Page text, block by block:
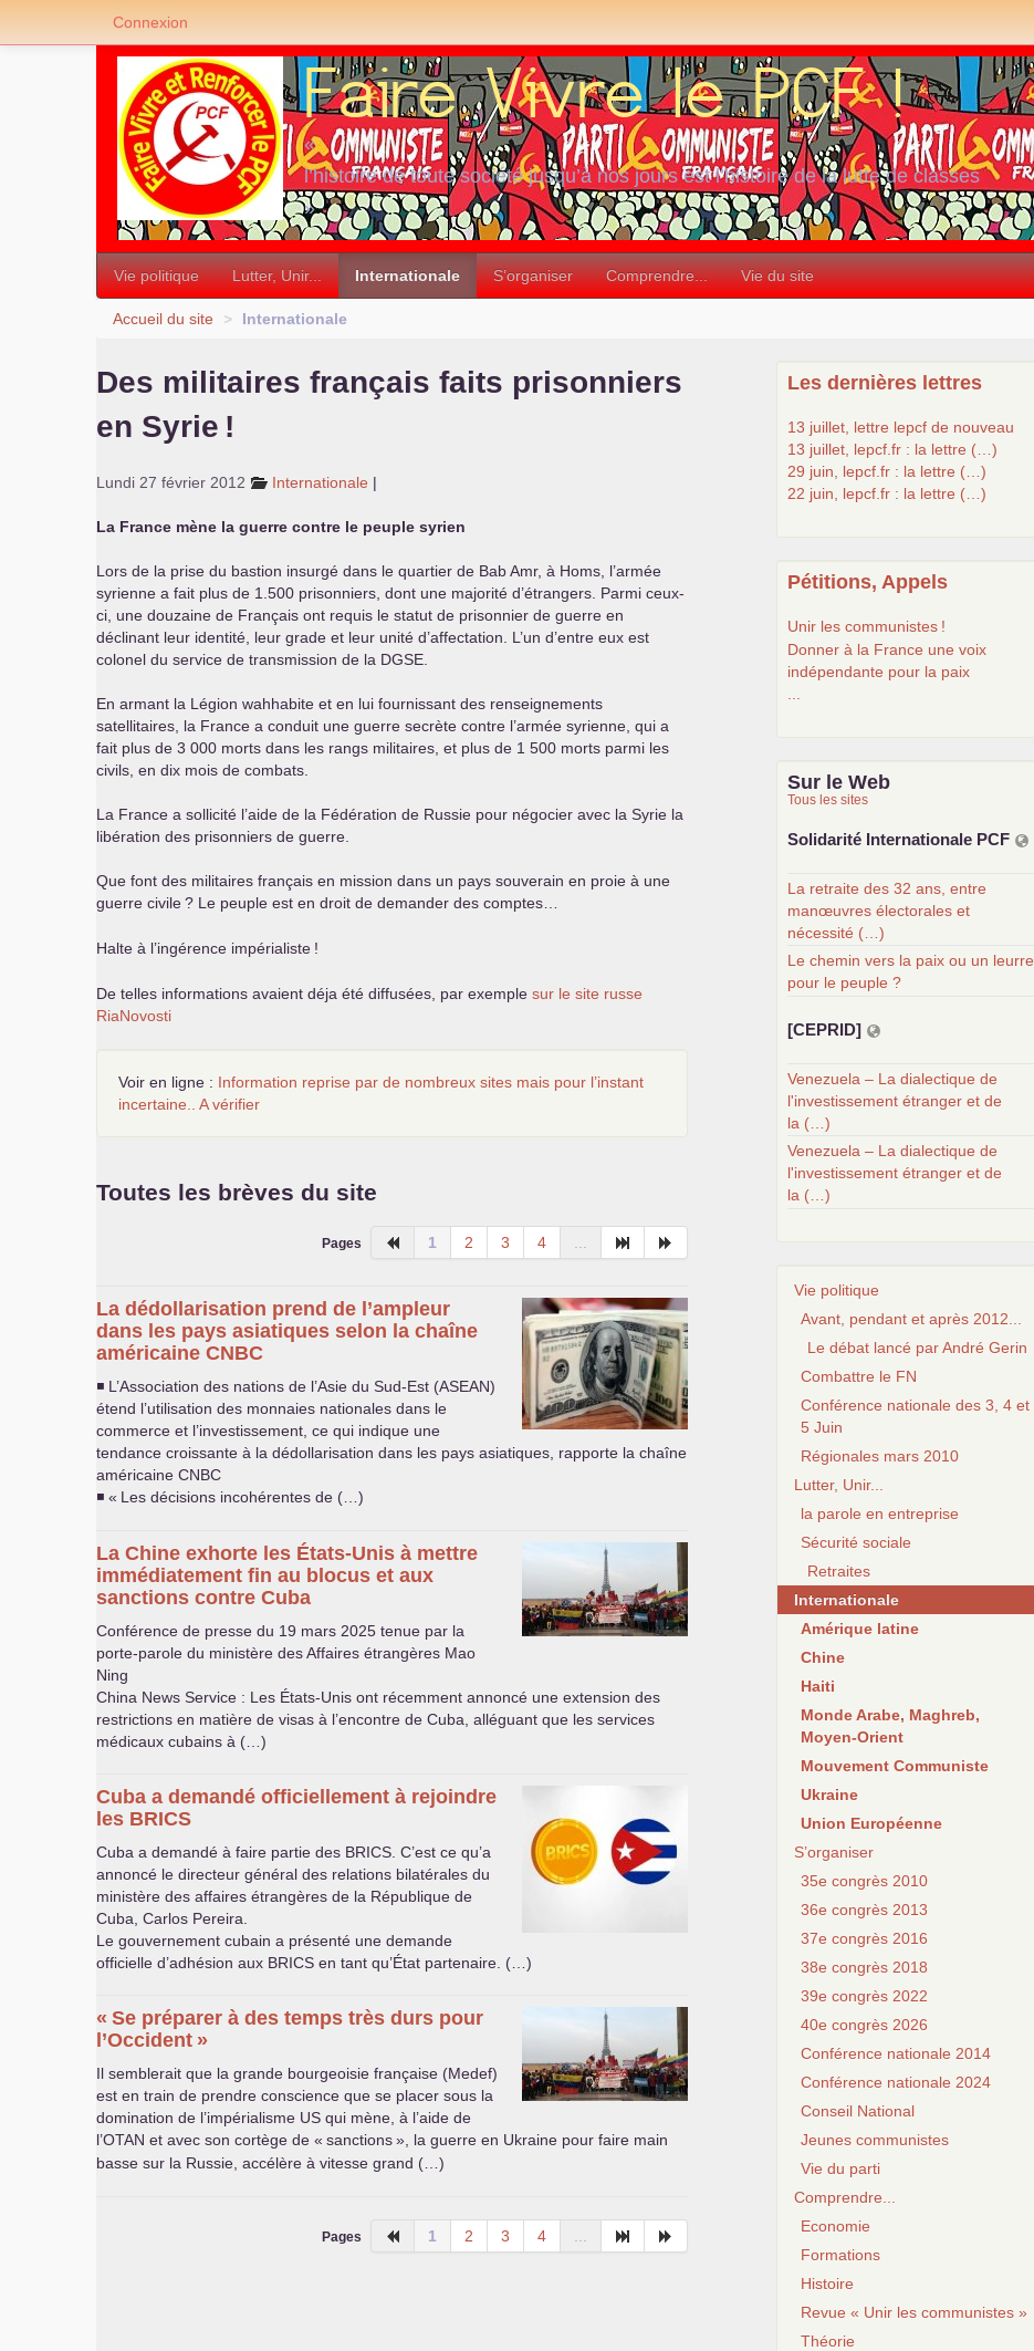
«
l’histoire de toute société jusqu’à nos jours est l’histoire de la lutte de classes
»
Vie politique Lutter, Unir... Internationale S’organiser Comprendre... Vie du site
Accueil du site > Internationale
Des militaires français faits prisonniers
en Syrie !
Lundi 27 février 2012 Internationale |
La France mène la guerre contre le peuple syrien
Lors de la prise du bastion insurgé dans le quartier de Bab Amr, à Homs, l’armée
syrienne a fait plus de 1.500 prisonniers, dont une majorité d’étrangers. Parmi ceux-
ci, une douzaine de Français ont requis le statut de prisonnier de guerre en
déclinant leur identité, leur grade et leur unité d’affectation. L’un d’entre eux est
colonel du service de transmission de la DGSE
En armant la Légion wahhabite et en lui fournissant des renseignements
satellitaires, la France a conduit une guerre secrète contre l’armée syrienne, qui a
fait plus de 3 000 morts dans les rangs militaires, et plus de 1 500 morts parmi les
civils, en dix mois de combats.
La France a sollicité l’aide de la Fédération de Russie pour négocier avec la Syrie la
libération des prisonniers de guerre.
Que font des militaires français en mission dans un pays souverain en proie à une
guerre civile? Le peuple est en droit de demander des comptes…
Halte à l’ingérence impérialiste !
De telles informations avaient déja été diffusées, par exemple sur le site russe
RiaNovosti
Voir en ligne : Information reprise par de nombreux sites mais pour l’instant
incertaine.. A vérifier
Toutes les brèves du site
Pages 1 2 3 4
La dédollarisation prend de l’ampleur
dans les pays asiatiques selon la chaîne
américaine CNBC
◾ L’Association des nations de l’Asie du Sud-Est (ASEAN)
étend l’utilisation des monnaies nationales dans le
commerce et l’investissement, ce qui indique une
tendance croissante à la dédollarisation dans les pays asiatiques, rapporte la chaîne
américaine CNBC
◾ « Les décisions incohérentes de (…)
La Chine exhorte les États-Unis à mettre
immédiatement fin au blocus et aux
sanctions contre Cuba
Conférence de presse du 19 mars 2025 tenue par la
porte-parole du ministère des Affaires étrangères Mao
Ning
China News Service : Les États-Unis ont récemment annoncé une extension des
restrictions en matière de visas à l’encontre de Cuba, alléguant que les services
médicaux cubains à (…)
Cuba a demandé officiellement à rejoindre
les BRICS
Cuba a demandé à faire partie des BRICS . C’est ce qu’a
annoncé le directeur général des relations bilatérales du
ministère des affaires étrangères de la République de
Cuba, Carlos Pereira.
Le gouvernement cubain a présenté une demande
officielle d’adhésion aux BRICS en tant qu’État partenaire. (…)
« Se préparer à des temps très durs pour
l’Occident »
Il semblerait que la grande bourgeoisie française (Medef)
est en train de prendre conscience que se placer sous la
domination de l’impérialisme US qui mène, à l’aide de
l’OTAN et avec son cortège de « sanctions», la guerre en Ukraine pour faire main
basse sur la Russie, accélère à vitesse grand (…)
Pages 1 2 3 4
Les dernières lettres
13 juillet, lettre lepcf de nouveau
13 juillet, lepcf.fr : la lettre (…)
29 juin, lepcf.fr : la lettre (…)
22 juin, lepcf.fr : la lettre (…)
Pétitions, Appels
Unir les communistes !
Donner à la France une voix
indépendante pour la paix
Sur le Web
Tous les sites
Solidarité Internationale PCF
La retraite des 32 ans, entre
manœuvres électorales et
nécessité (…)
Le chemin vers la paix ou un leurre
pour le peuple ?
[CEPRID]
Venezuela – La dialectique de
l'investissement étranger et de
la (…)
Venezuela – La dialectique de
l'investissement étranger et de
la (…)
Vie politique
Avant, pendant et après 2012...
Le débat lancé par André Gerin
Combattre le FN
Conférence nationale des 3, 4 et
5 Juin
Régionales mars 2010
Lutter, Unir...
la parole en entreprise
Sécurité sociale
Retraites
Internationale
Amérique latine
Chine
Haiti
Monde Arabe, Maghreb,
Moyen-Orient
Mouvement Communiste
Ukraine
Union Européenne
S’organiser
35e congrès 2010
36e congrès 2013
37e congrès 2016
38e congrès 2018
39e congrès 2022
40e congrès 2026
Conférence nationale 2014
Conférence nationale 2024
Conseil National
Jeunes communistes
Vie du parti
Comprendre...
Economie
Formations
Histoire
Revue « Unir les communistes »
Théorie
Connexion